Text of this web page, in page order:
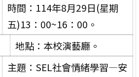
時間：114年8月29日(星期
五)13：00~16：00。
地點：本校演藝廳。
主題：SEL社會情緒學習—安